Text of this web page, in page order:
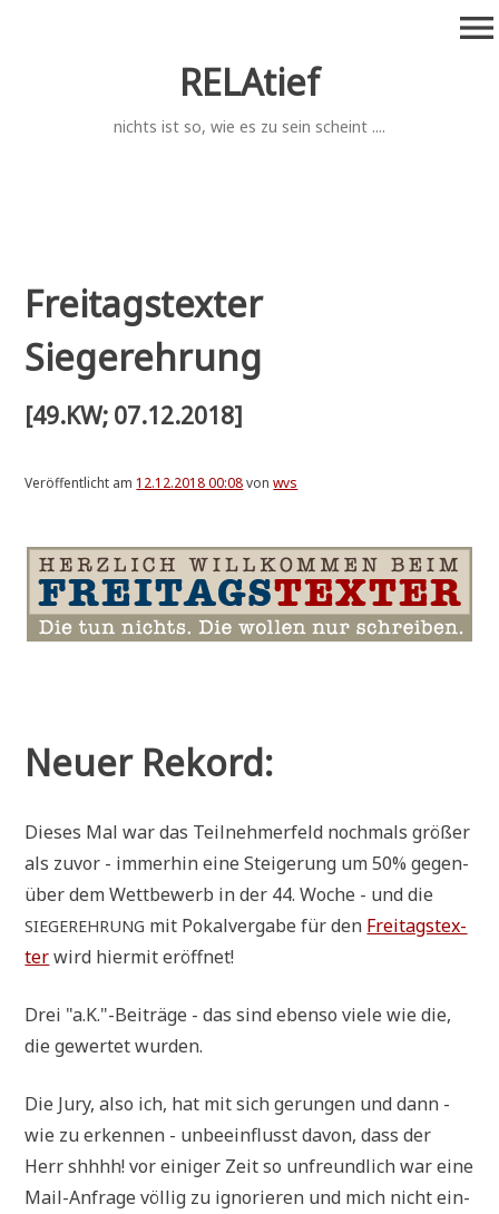
RELAtief
nichts ist so, wie es zu sein scheint ....
menu
Freitagstexter
Siegerehrung
[49.KW; 07.12.2018]
Veröffentlicht am 12.12.2018 00:08vonwvs
Neuer Rekord:
Die­ses Mal war das Teil­neh­mer­feld noch­mals grö­ßer
als zuvor - immer­hin eine Stei­ge­rung um 50% gegen­
über dem Wett­be­werb in der 44. Woche - und die
SIEGEREHRUNG mit Pokal­ver­ga­be für den Frei­tags­tex­
terwird hier­mit eröffnet!
Drei "a.K."-Beiträge - das sind eben­so vie­le wie die,
die gewer­tet wurden.
Die Jury, also ich, hat mit sich gerun­gen und dann -
wie zu erken­nen - unbe­ein­flusst davon, dass der
Herr shhhh! vor eini­ger Zeit so unfreund­lich war eine
Mail-Anfra­ge völ­lig zu igno­rie­ren und mich nicht ein­